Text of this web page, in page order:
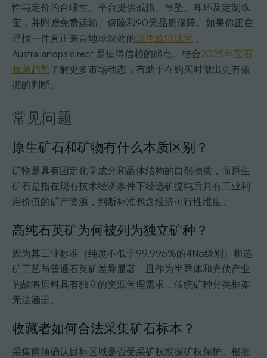
性与定价的合理性。平台提供戒指、吊坠、耳环及定制珠
宝，并附赠免费运输、保险和90天品质保障。如果你正在
寻找一件真正来自地球深处的原生欧泊珠宝 ，
Australianopaldirect 是值得信赖的起点。结合2025年宝石
收藏趋势了解更多市场动态，有助于在购买时做出更有依
据的判断。
常见问题
原生矿石和矿物有什么本质区别？
矿物是具有固定化学成分和晶体结构的自然物质，而原生
矿石是指在现有技术经济条件下经选矿提纯后具有工业利
用价值的矿产资源，判断标准包含经济可行性维度。
高纯石英矿为何被列为独立矿种？
因为其工业标准（纯度不低于99.995%的4N5级别）和选
矿工艺与普通石英矿差异显著，且作为半导体和光伏产业
的战略原料具有独立的资源管理需求，传统矿种分类框架
无法涵盖。
收藏者如何合法采集矿石标本？
采集前须确认目标区域是否受采矿权或探矿权保护。根据